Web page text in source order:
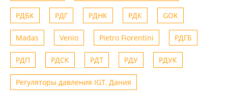
РДБК РДГ РДНК РДК GOK
Madas Venio Рietro Fiorentini РДГБ
РДП РДСК РДТ РДУ РДУК
Регуляторы давления IGT, Дания